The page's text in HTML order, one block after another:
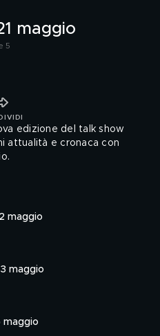
maggio
5
edizione del talk show
attualità e cronaca con
maggio
maggio
maggio